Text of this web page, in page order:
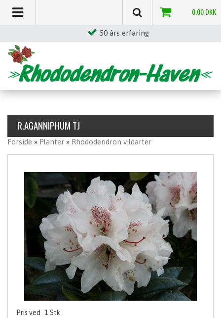
Stor egenproduktion
0,00DKK
R.AGANNIPHUM TJ
Forside » Planter » Rhododendron vildarter
Pris ved 1 Stk